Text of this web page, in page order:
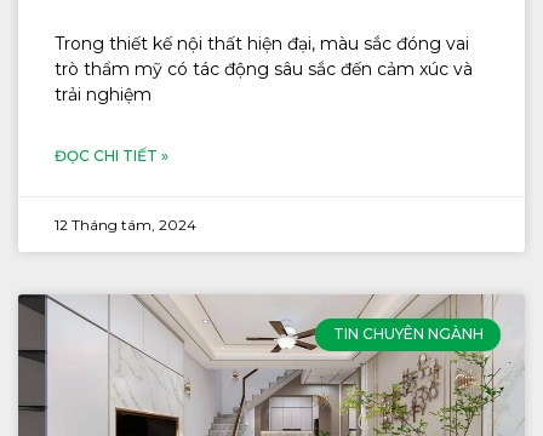
Trong thiết kế nội thất hiện đại, màu sắc đóng vai
trò thẩm mỹ có tác động sâu sắc đến cảm xúc và
trải nghiệm
ĐỌC CHI TIẾT »
12 Tháng tám, 2024
TIN CHUYÊN NGÀNH